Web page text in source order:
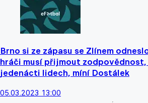
Brno si ze zápasu se Zlínem
hráči musí přijmout zodpovědnost,
jedenácti lidech, míní Dostálek
05.03.2023 13:00